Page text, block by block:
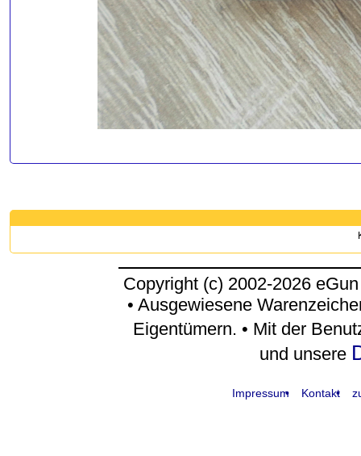
Copyright (c) 2002-2026
• Ausgewiesene
Eigentümern. • Mit der
und unsere
Impressum Kontakt